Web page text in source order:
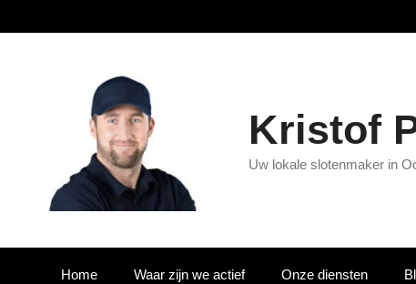
Kristof
Uw lokale slotenmaker in
Home Waar zijn we actief Onze diensten